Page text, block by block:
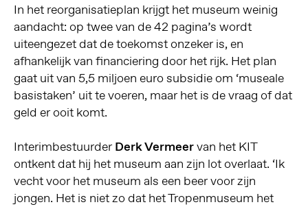
In het reorganisatieplan krijgt het museum weinig
aandacht: op twee van de 42 pagina’s wordt
uiteengezet dat de toekomst onzeker is, en
afhankelijk van financiering door het rijk. Het plan
gaat uit van 5,5 miljoen euro subsidie om ‘museale
basistaken’ uit te voeren, maar het is de vraag of dat
geld er ooit komt.
InterimbestuurderDerk Vermeervan het KIT
ontkent dat hij het museum aan zijn lot overlaat. ‘Ik
vecht voor het museum als een beer voor zijn
jongen. Het is niet zo dat het Tropenmuseum het